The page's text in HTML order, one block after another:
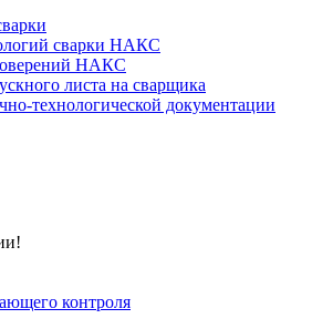
сварки НАКС
НАКС
листа на сварщика
технологической документации
контроля